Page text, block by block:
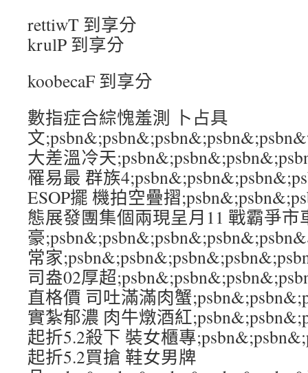
rettiwT 到享分
krulP 到享分
koobecaF 到享分
數指症合綜愧羞測 卜占具
文
大差溫冷天
罹易最 群族
ESOP擺 機拍空疊摺
態展發團集個兩現呈月11 戰霸爭市
豪
常家
司盎02厚超
直格價 司吐滿滿肉蟹
實紮郁濃 肉牛燉酒紅
起折5.2殺下 裝女櫃專
起折5.2買搶 鞋女男牌